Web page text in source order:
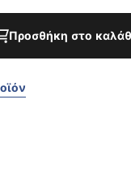
Προσθήκη στο